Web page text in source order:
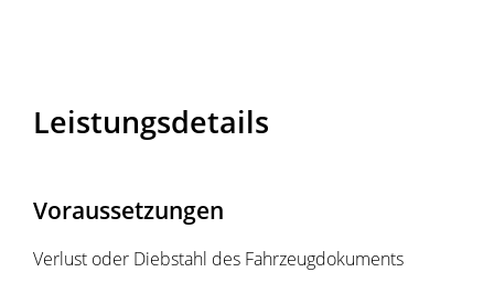
Leistungsdetails
Voraussetzungen
Verlust oder Diebstahl des Fahrzeugdokuments